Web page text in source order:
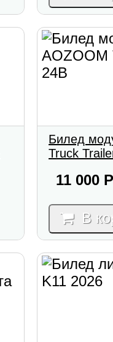
Билед
Truck
11 000
В